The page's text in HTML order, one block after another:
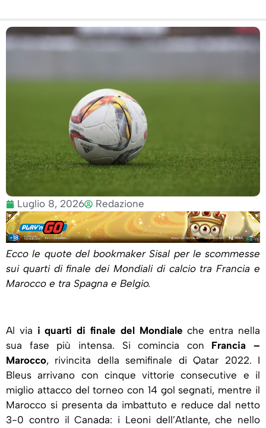
Luglio 8, 2026 Redazione
Ecco le quote del bookmaker Sisal per le scommesse
sui quarti di finale dei Mondiali di calcio tra Francia e
Marocco e tra Spagna e Belgio.
Al via i quarti di finale del Mondiale che entra nella
sua fase più intensa. Si comincia con Francia –
Marocco, rivincita della semifinale di Qatar 2022. I
Bleus arrivano con cinque vittorie consecutive e il
miglio attacco del torneo con 14 gol segnati, mentre il
Marocco si presenta da imbattuto e reduce dal netto
3-0 contro il Canada: i Leoni dell’Atlante, che nello